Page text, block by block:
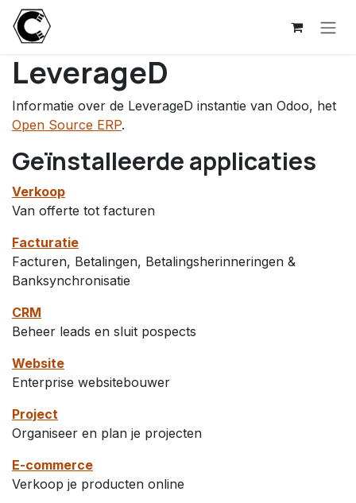
Overslaan naar inhoud
LeverageD
Informatie over de LeverageD instantie van Odoo, het
Open Source ERP.
Geïnstalleerde applicaties
Verkoop
Van offerte tot facturen
Facturatie
Facturen, Betalingen, Betalingsherinneringen &
Banksynchronisatie
CRM
Beheer leads en sluit pospects
Website
Enterprise websitebouwer
Project
Organiseer en plan je projecten
E-commerce
Verkoop je producten online